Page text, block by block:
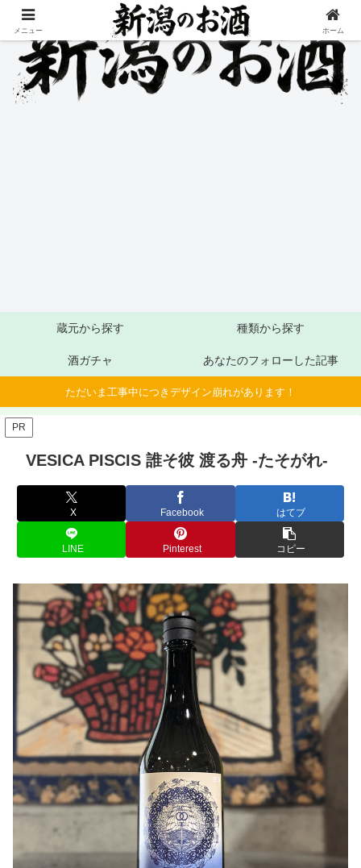
蔵元から探す 種類から探す
酒ガチャ あなたのフォローした記事
ただいま工事中につきデザイン崩れがあります！
PR
VESICA PISCIS 誰そ彼 渡る舟 -たそがれ-
X Facebook はてブ
LINE Pinterest コピー
メニュー ホーム